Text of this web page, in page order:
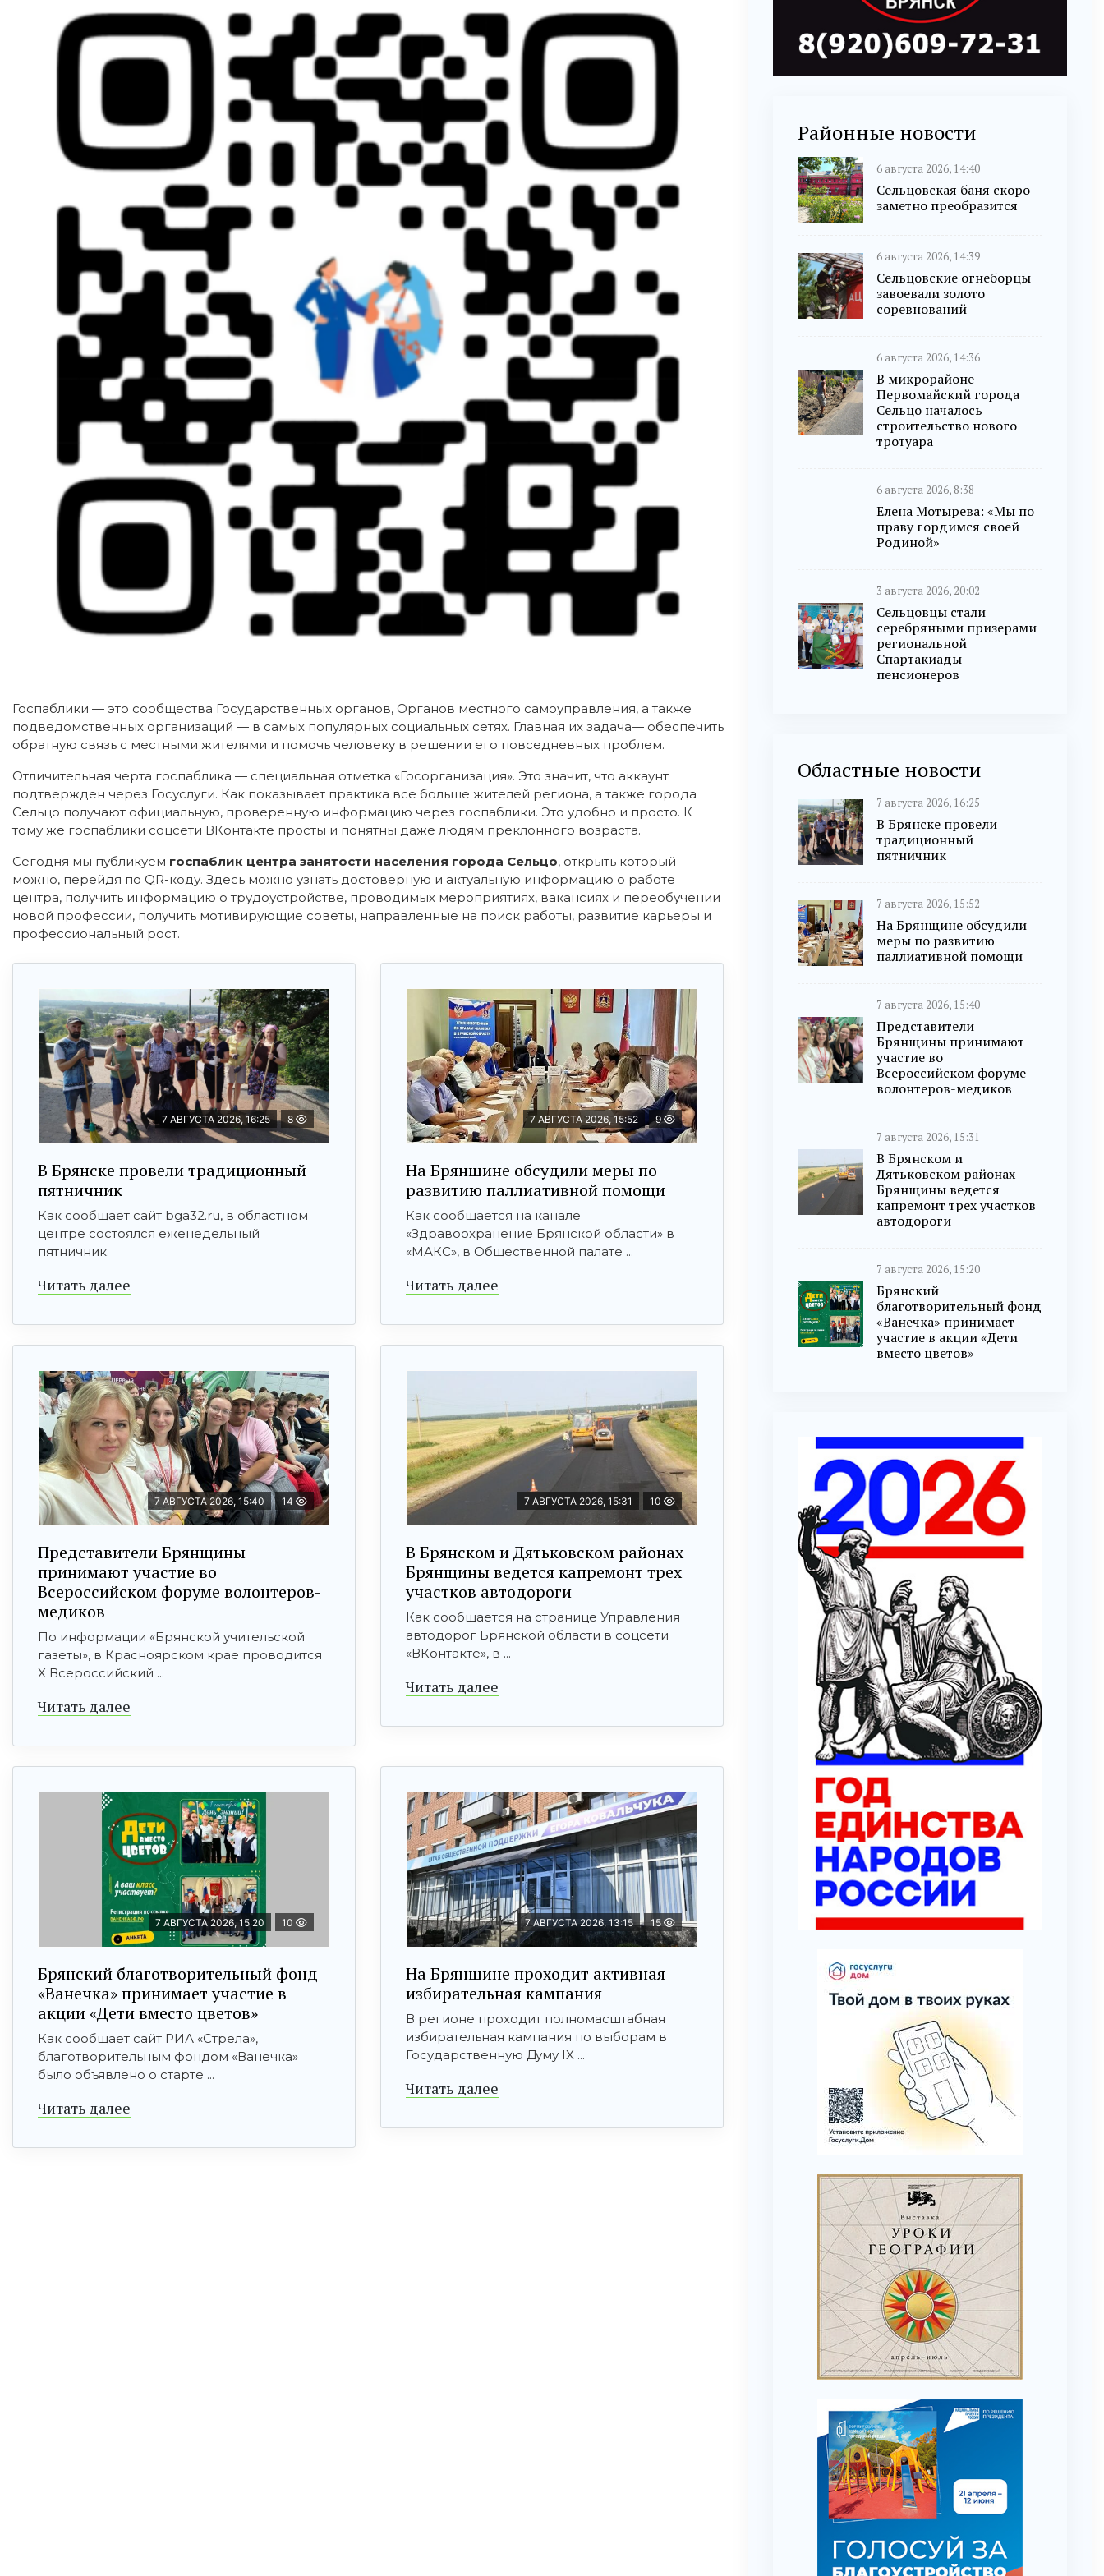
Госпаблики — это сообщества Государственных органов, Органов местного самоуправления, а также
подведомственных организаций — в самых популярных социальных сетях. Главная их задача— обеспечить
обратную связь с местными жителями и помочь человеку в решении его повседневных проблем.
Отличительная черта госпаблика — специальная отметка «Госорганизация». Это значит, что аккаунт
подтвержден через Госуслуги. Как показывает практика все больше жителей региона, а также города
Сельцо получают официальную, проверенную информацию через госпаблики. Это удобно и просто. К
тому же госпаблики соцсети ВКонтакте просты и понятны даже людям преклонного возраста.
Сегодня мы публикуем госпаблик центра занятости населения города Сельцо, открыть который
можно, перейдя по QR-коду. Здесь можно узнать достоверную и актуальную информацию о работе
центра, получить информацию о трудоустройстве, проводимых мероприятиях, вакансиях и переобучении
новой профессии, получить мотивирующие советы, направленные на поиск работы, развитие карьеры и
профессиональный рост.
7 АВГУСТА 2026, 16:25 8
В Брянске провели традиционный
пятничник
Как сообщает сайт bga32.ru, в областном
центре состоялся еженедельный
пятничник.
Читать далее
7 АВГУСТА 2026, 15:52 9
На Брянщине обсудили меры по
развитию паллиативной помощи
Как сообщается на канале
«Здравоохранение Брянской области» в
«МАКС», в Общественной палате ...
Читать далее
7 АВГУСТА 2026, 15:40 14
Представители Брянщины
принимают участие во
Всероссийском форуме волонтеров-
медиков
По информации «Брянской учительской
газеты», в Красноярском крае проводится
X Всероссийский ...
Читать далее
7 АВГУСТА 2026, 15:31 10
В Брянском и Дятьковском районах
Брянщины ведется капремонт трех
участков автодороги
Как сообщается на странице Управления
автодорог Брянской области в соцсети
«ВКонтакте», в ...
Читать далее
7 АВГУСТА 2026, 15:20 10
Брянский благотворительный фонд
«Ванечка» принимает участие в
акции «Дети вместо цветов»
Как сообщает сайт РИА «Стрела»,
благотворительным фондом «Ванечка»
было объявлено о старте ...
Читать далее
7 АВГУСТА 2026, 13:15 15
На Брянщине проходит активная
избирательная кампания
В регионе проходит полномасштабная
избирательная кампания по выборам в
Государственную Думу IX ...
Читать далее
Районные новости
6 августа 2026, 14:40
Сельцовская баня скоро
заметно преобразится
6 августа 2026, 14:39
Сельцовские огнеборцы
завоевали золото
соревнований
6 августа 2026, 14:36
В микрорайоне
Первомайский города
Сельцо началось
строительство нового
тротуара
6 августа 2026, 8:38
Елена Мотырева: «Мы по
праву гордимся своей
Родиной»
3 августа 2026, 20:02
Сельцовцы стали
серебряными призерами
региональной
Спартакиады
пенсионеров
Областные новости
7 августа 2026, 16:25
В Брянске провели
традиционный
пятничник
7 августа 2026, 15:52
На Брянщине обсудили
меры по развитию
паллиативной помощи
7 августа 2026, 15:40
Представители
Брянщины принимают
участие во
Всероссийском форуме
волонтеров-медиков
7 августа 2026, 15:31
В Брянском и
Дятьковском районах
Брянщины ведется
капремонт трех участков
автодороги
7 августа 2026, 15:20
Брянский
благотворительный фонд
«Ванечка» принимает
участие в акции «Дети
вместо цветов»